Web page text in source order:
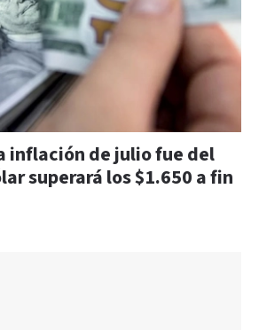
inflación de julio fue del
superará los $1.650 a fin